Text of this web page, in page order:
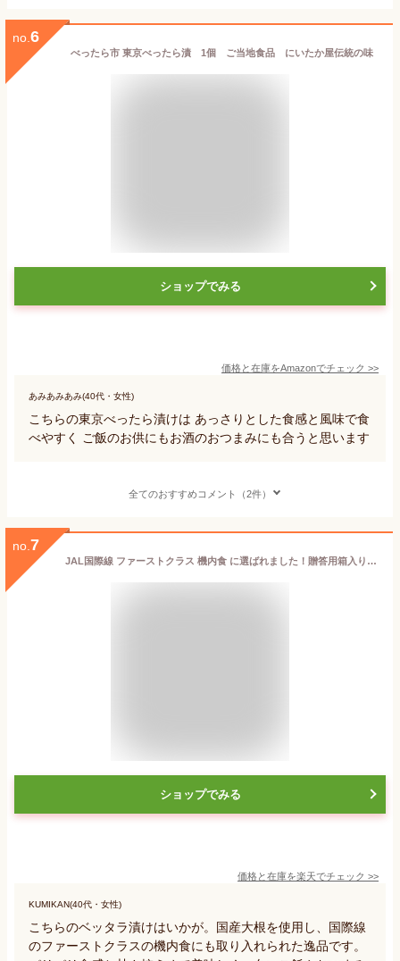
no. 6
べったら市 東京べったら漬 1個 ご当地食品 にいたか屋伝統の味
ショップでみる
価格と在庫をAmazonでチェック >>
あみあみあみ(40代・女性)
こちらの東京べったら漬けは あっさりとした食感と風味で食
べやすく ご飯のお供にもお酒のおつまみにも合うと思います
全てのおすすめコメント（2件）
no. 7
JAL国際線 ファーストクラス 機内食 に選ばれました！贈答用箱入り 郡司 皮つきべったら漬 2本 セット|べったら漬 沢庵 たくあん こうじ漬け 国産 大根 日本航空 甘さひかえめ 郡司味噌漬物店 鳥越 おかず横丁 江戸名物 東京名物 べったら市 ポイント 敬老の日
ショップでみる
価格と在庫を楽天でチェック >>
KUMIKAN(40代・女性)
こちらのベッタラ漬けはいかが。国産大根を使用し、国際線
のファーストクラスの機内食にも取り入れられた逸品です。